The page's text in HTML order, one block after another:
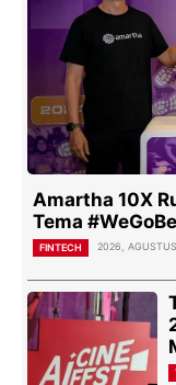
Amartha 10X
Tema
FINTECH 2026,